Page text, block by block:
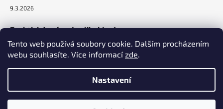
Tento web používá soubory cookie. Dalším procházením
webu souhlasíte. Více informacízde.
Nastavení
9.3.2026
Praktický průvodce likvidací.
ARCHIV
Vytvořil Shoptet